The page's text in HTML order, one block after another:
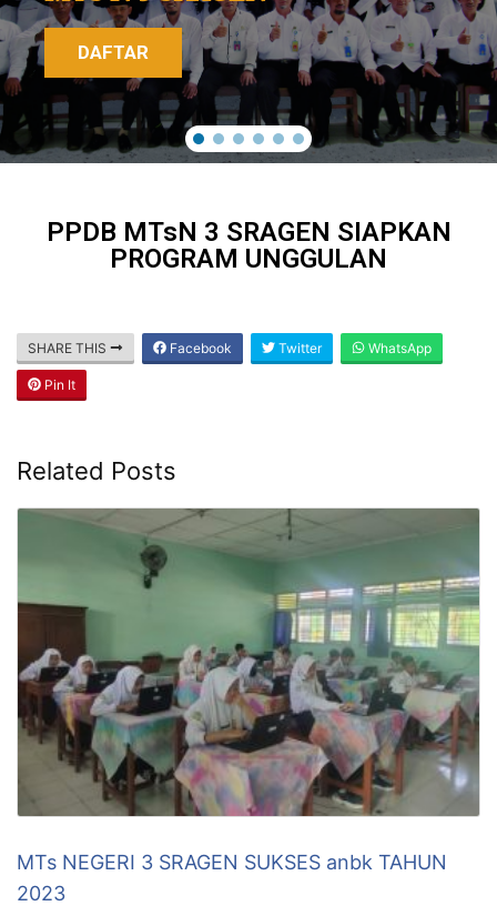
DAFTAR
PPDB MTsN 3 SRAGEN SIAPKAN
PROGRAM UNGGULAN
SHARE THIS Facebook Twitter WhatsApp
Pin It
Related Posts
MTs NEGERI 3 SRAGEN SUKSES anbk TAHUN
2023